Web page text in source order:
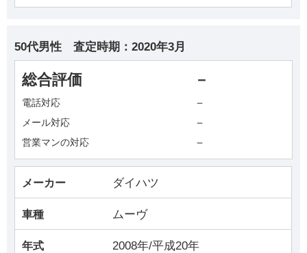
50代男性 査定時期： 2020年3月
総合評価 －
電話対応 －
メール対応 －
営業マンの対応 －
メーカー ダイハツ
車種 ムーヴ
年式 2008年/平成20年